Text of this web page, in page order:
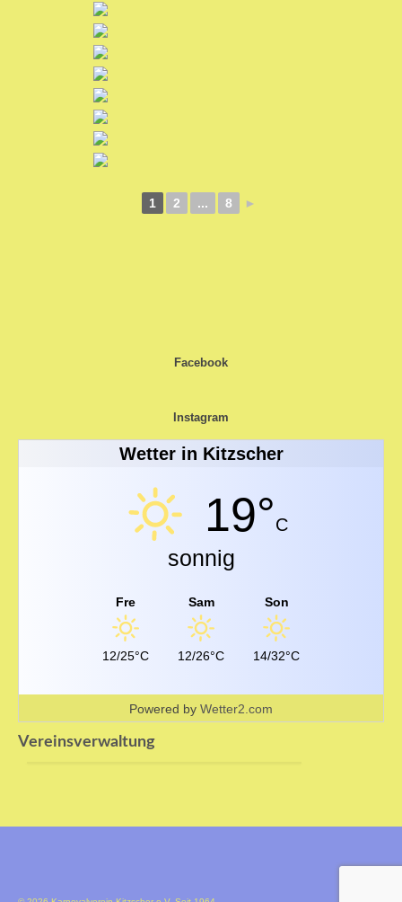
Ticket-Shop / Termine
1 2 ... 8 ►
Facebook
Instagram
Wetter in Kitzscher
19°C
sonnig
Fre
12/25°C
Sam
12/26°C
Son
14/32°C
Powered by Wetter2.com
Vereinsverwaltung